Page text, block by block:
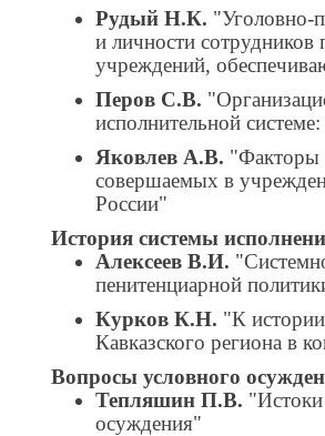
Рудый Н.К. "Уголовно-
и личности сотрудников
учреждений,
Перов С.В.
исполнительной
Яковлев А.В. "Факторы
совершаемых в
России"
История системы
Алексеев В.И.
пенитенциарной
Курков К.Н. "К
Кавказского региона в
Вопросы условного
Тепляшин П.В.
осуждения"